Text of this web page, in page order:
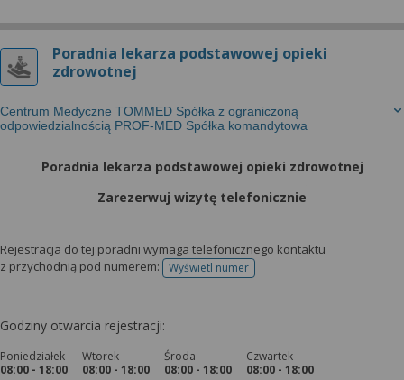
Poradnia lekarza podstawowej opieki
zdrowotnej
Centrum Medyczne TOMMED Spółka z ograniczoną
odpowiedzialnością PROF-MED Spółka komandytowa
Poradnia lekarza podstawowej opieki zdrowotnej
Zarezerwuj wizytę telefonicznie
Rejestracja do tej poradni wymaga telefonicznego kontaktu
z przychodnią pod numerem:
Wyświetl numertelefonu do rejestracji
Godziny otwarcia rejestracji:
Poniedziałek
08:00 - 18:00
Wtorek
08:00 - 18:00
Środa
08:00 - 18:00
Czwartek
08:00 - 18:00